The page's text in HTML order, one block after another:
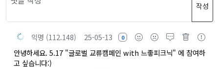
작성
익명 (112.148) 25-05-13 0
안녕하세요. 5.17 "글로벌 교류캠페인 with 느좋피크닉" 에 참여하
고 싶습니다:)